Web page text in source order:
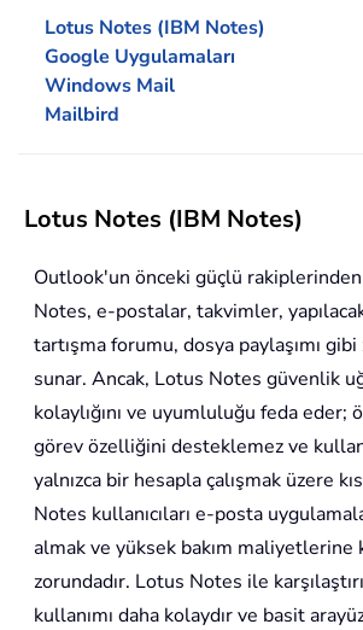
Lotus Notes (IBM Notes)
Google Uygulamaları
Windows Mail
Mailbird
Lotus Notes (IBM Notes)
Outlook'un önceki güçlü
Notes, e-postalar, takvimler,
tartışma forumu, dosya paylaşımı
sunar. Ancak, Lotus Notes güvenlik
kolaylığını ve uyumluluğu feda eder;
görev özelliğini desteklemez ve
yalnızca bir hesapla çalışmak üzere
Notes kullanıcıları e-posta
almak ve yüksek bakım maliyetlerine
zorundadır. Lotus Notes ile
kullanımı daha kolaydır ve basit